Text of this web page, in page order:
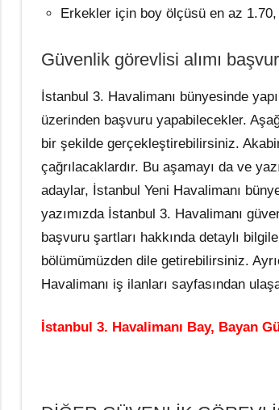
Erkekler için boy ölçüsü en az
Güvenlik görevlisi alımı
İstanbul 3. Havalimanı bünyesinde
üzerinden başvuru yapabilecekler.
bir şekilde gerçekleştirebilirsiniz.
çağrılacaklardır. Bu aşamayı da ve
adaylar, İstanbul Yeni Havalimanı
yazımızda İstanbul 3. Havalimanı
başvuru şartları hakkında detaylı
bölümümüzden dile getirebilirsiniz.
Havalimanı iş ilanları sayfasından
İstanbul 3. Havalimanı Bay, Bayan